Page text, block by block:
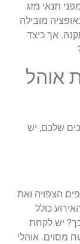
תנאי מזג
מובילה
אך כיצד
אוהל
שלכם, יש
הצפויה ואת
כולל
יש לקחת
מסוים. אוהלי